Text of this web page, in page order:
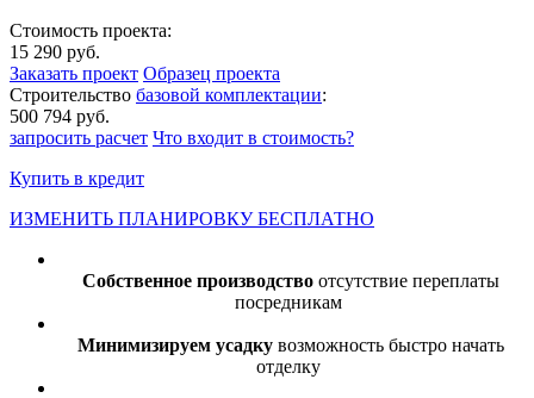
Стоимость проекта:
15 290 руб.
Заказать проект Образец проекта
Строительство базовой комплектации:
500 794 руб.
запросить расчет Что входит в стоимость?
Купить в кредит
ИЗМЕНИТЬ ПЛАНИРОВКУ БЕСПЛАТНО
Собственное производство отсутствие переплаты
посредникам
Минимизируем усадку возможность быстро начать
отделку